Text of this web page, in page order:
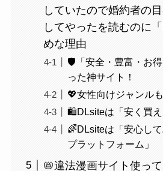
していたので婚約者の
してやったを読むのに
めな理由
🛡️「安全・豊富・お
った神サイト！
💖女性向けジャンル
🛍️DLsiteは「安く買え
🌈DLsiteは「安心し
プラットフォーム」
📛違法漫画サイト使っ